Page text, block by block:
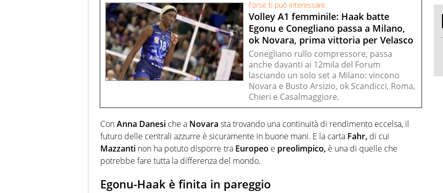
Forse ti può interessare
Volley A1 femminile: Haak batte
Egonu e Conegliano passa a Milano,
ok Novara, prima vittoria per Velasco
Conegliano rullo compressore, passa
anche davanti ai 12mila del Forum
lasciando un solo set a Milano: vincono
Novara e Busto Arsizio, ok Scandicci, Roma,
Chieri e Casalmaggiore.
ConAnna Danesi che a Novara sta trovando una continuità di rendimento eccelsa, il
futuro delle centrali azzurre è sicuramente in buone mani. E la carta Fahr, di cui
Mazzanti non ha potuto disporre tra Europeo e preolimpico, è una di quelle che
potrebbe fare tutta la differenza del mondo.
Egonu-Haak è finita in pareggio